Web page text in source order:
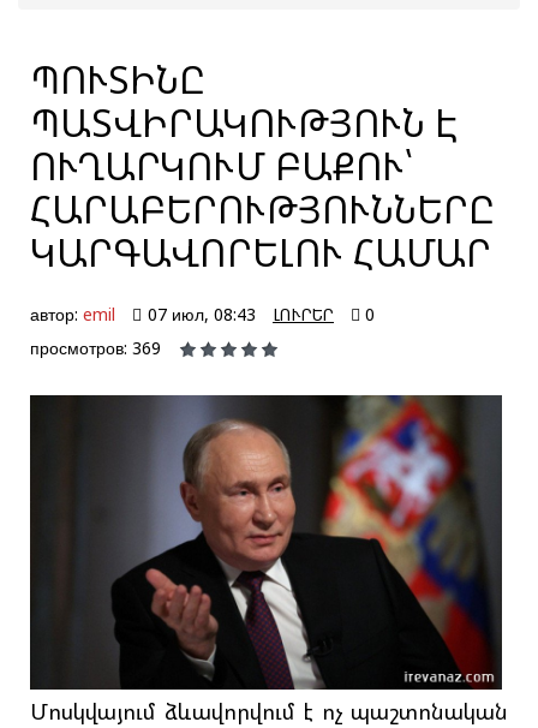
ՊՈՒՏԻՆԸ
ՊԱՏՎԻՐԱԿՈՒԹՅՈՒՆ Է
ՈՒՂԱՐԿՈՒՄ ԲԱՔՈՒ՝
ՀԱՐԱԲԵՐՈՒԹՅՈՒՆՆԵՐԸ
ԿԱՐԳԱՎՈՐԵԼՈՒ ՀԱՄԱՐ
автор: emil 07 июл, 08:43 ԼՈՒՐԵՐ
0
просмотров: 369
Մոսկվայում ձևավորվում է ոչ պաշտոնական